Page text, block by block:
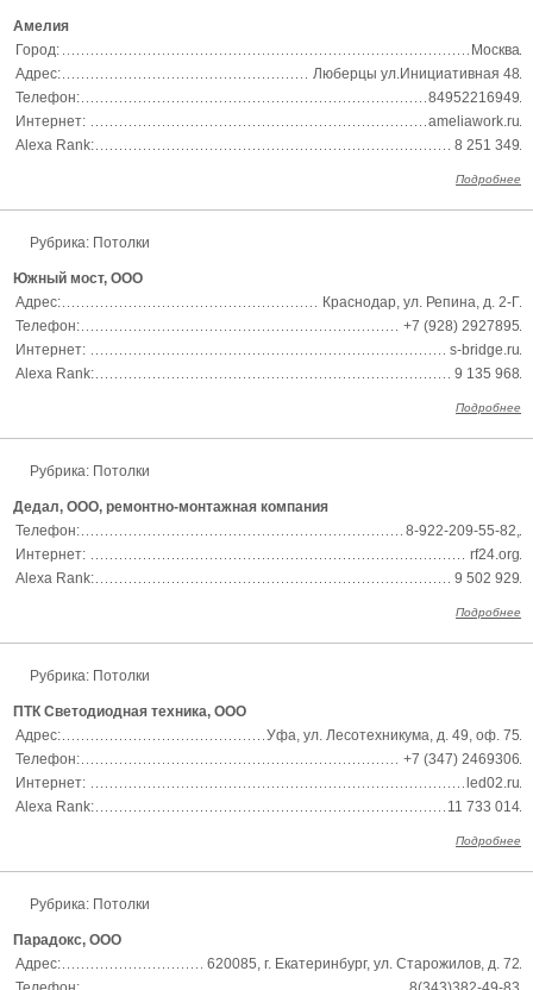
Амелия
Город:
Москва
Адрес:
Люберцы ул.Инициативная 48
Телефон:
84952216949
Интернет:
ameliawork.ru
Alexa Rank:
8 251 349
Подробнее
Рубрика: Потолки
Южный мост, ООО
Адрес:
Краснодар, ул. Репина, д. 2-Г
Телефон:
+7 (928) 2927895
Интернет:
s-bridge.ru
Alexa Rank:
9 135 968
Подробнее
Рубрика: Потолки
Дедал, ООО, ремонтно-монтажная компания
Телефон:
8-922-209-55-82,
Интернет:
rf24.org
Alexa Rank:
9 502 929
Подробнее
Рубрика: Потолки
ПТК Светодиодная техника, ООО
Адрес:
Уфа, ул. Лесотехникума, д. 49, оф. 75
Телефон:
+7 (347) 2469306
Интернет:
led02.ru
Alexa Rank:
11 733 014
Подробнее
Рубрика: Потолки
Парадокс, ООО
Адрес:
620085, г. Екатеринбург, ул. Старожилов, д. 72